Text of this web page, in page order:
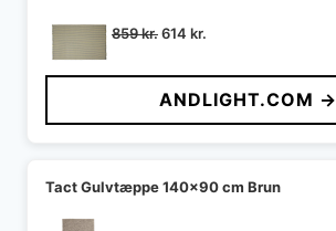
859kr.Den
pris
var:
859 kr..
614 kr.
pris
er:
614 kr..
ANDLIGHT.COM →
Tact Gulvtæppe 140x90 cm Brun